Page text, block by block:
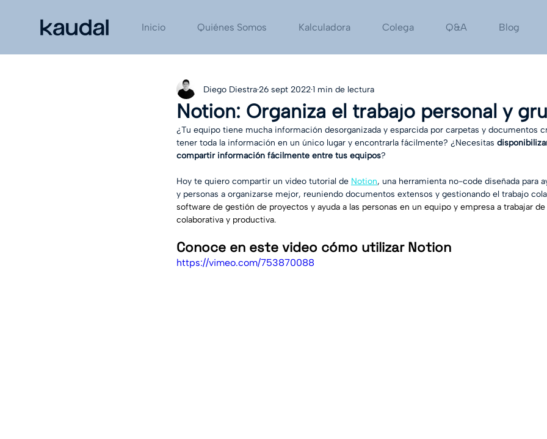
Inicio Quiénes Somos Kalculadora Colega Q&A Blog
Notion: Organiza el trabajo personal y
Diego Diestra26 sept 20221 min de lectura
¿Tu equipo tiene mucha información desorganizada y esparcida por carpetas y documentos
tener toda la información en un único lugar y encontrarla fácilmente? ¿Necesitas
compartir información fácilmente entre tus equipos?
Hoy te quiero compartir un video tutorial de Notion, una herramienta no-code diseñada para
y personas a organizarse mejor, reuniendo documentos extensos y gestionando el trabajo
software de gestión de proyectos y ayuda a las personas en un equipo y empresa a trabajar
colaborativa y productiva.
Conoce en este video cómo utilizar Notion
https://vimeo.com/753870088